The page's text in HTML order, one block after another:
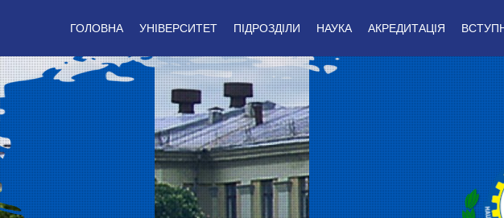
ГОЛОВНА УНІВЕРСИТЕТ ПІДРОЗДІЛИ НАУКА АКРЕДИТАЦІЯ